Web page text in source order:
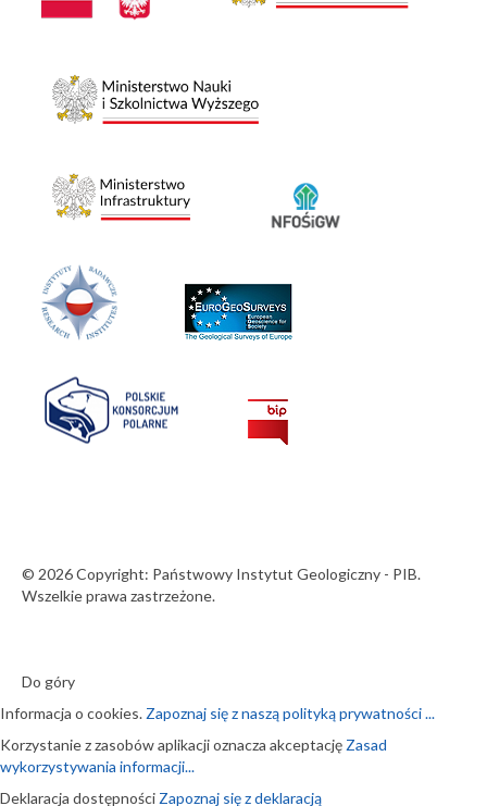
© 2026 Copyright: Państwowy Instytut Geologiczny - PIB.
Wszelkie prawa zastrzeżone.
Do góry
Informacja o cookies. Zapoznaj się z naszą polityką prywatności ...
Korzystanie z zasobów aplikacji oznacza akceptację Zasad
wykorzystywania informacji...
Deklaracja dostępności Zapoznaj się z deklaracją